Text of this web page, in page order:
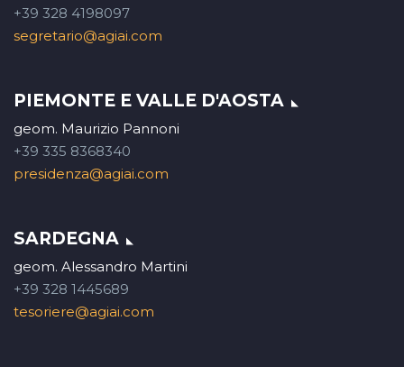
+39 328 4198097
segretario@agiai.com
PIEMONTE E VALLE D'AOSTA
geom. Maurizio Pannoni
+39 335 8368340
presidenza@agiai.com
SARDEGNA
geom. Alessandro Martini
+39 328 1445689
tesoriere@agiai.com